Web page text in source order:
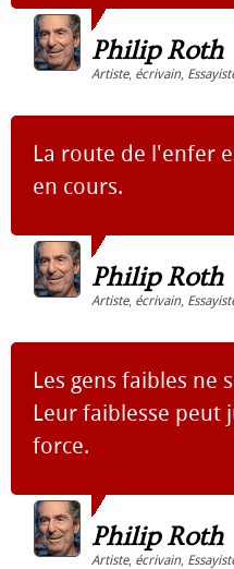
Philip Roth
Artiste, écrivain,
La route de l'enfer
en cours.
Philip Roth
Artiste, écrivain,
Les gens faibles ne
Leur faiblesse peut
force.
Philip Roth
Artiste, écrivain,